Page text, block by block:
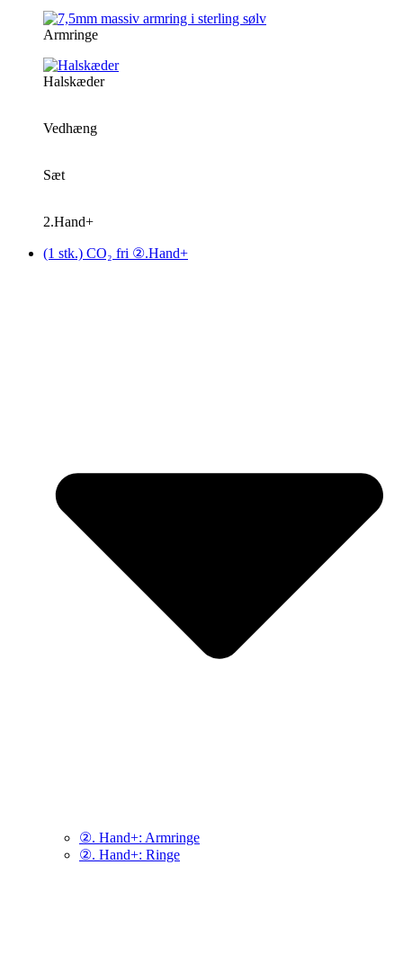
Armringe
Halskæder
Vedhæng
Sæt
2.Hand+
(1 stk.) CO₂ fri ②.Hand+
②. Hand+: Armringe
②. Hand+: Ringe